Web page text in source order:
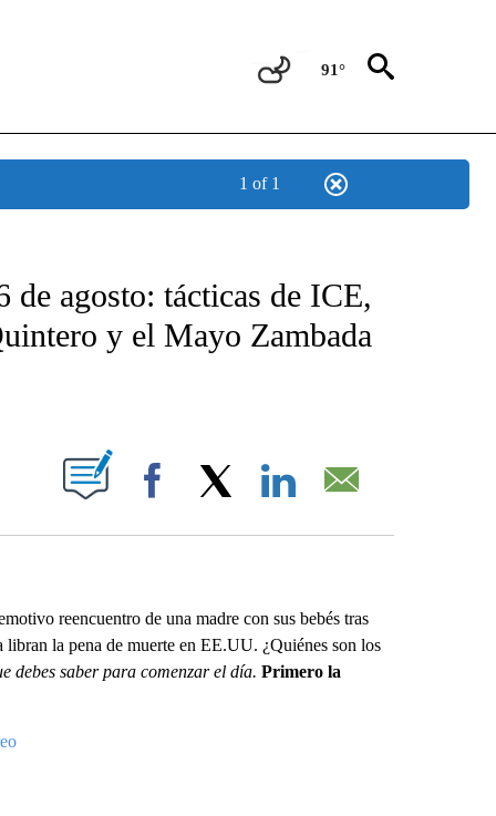
91°
1 of 1
ABOUT NEW PAGES ON "CNN - SPANISH".
de agosto: tácticas de ICE,
y el Mayo Zambada
NEW PAGES ON "".
Facebook
reencuentro de una madre con sus bebés tras
la pena de muerte en EE.UU. ¿Quiénes son los
debes saber para comenzar el día. Primero la